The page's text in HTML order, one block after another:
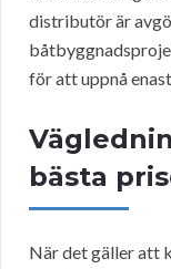
distributör är
för att uppnå
bästa
När det gäller att